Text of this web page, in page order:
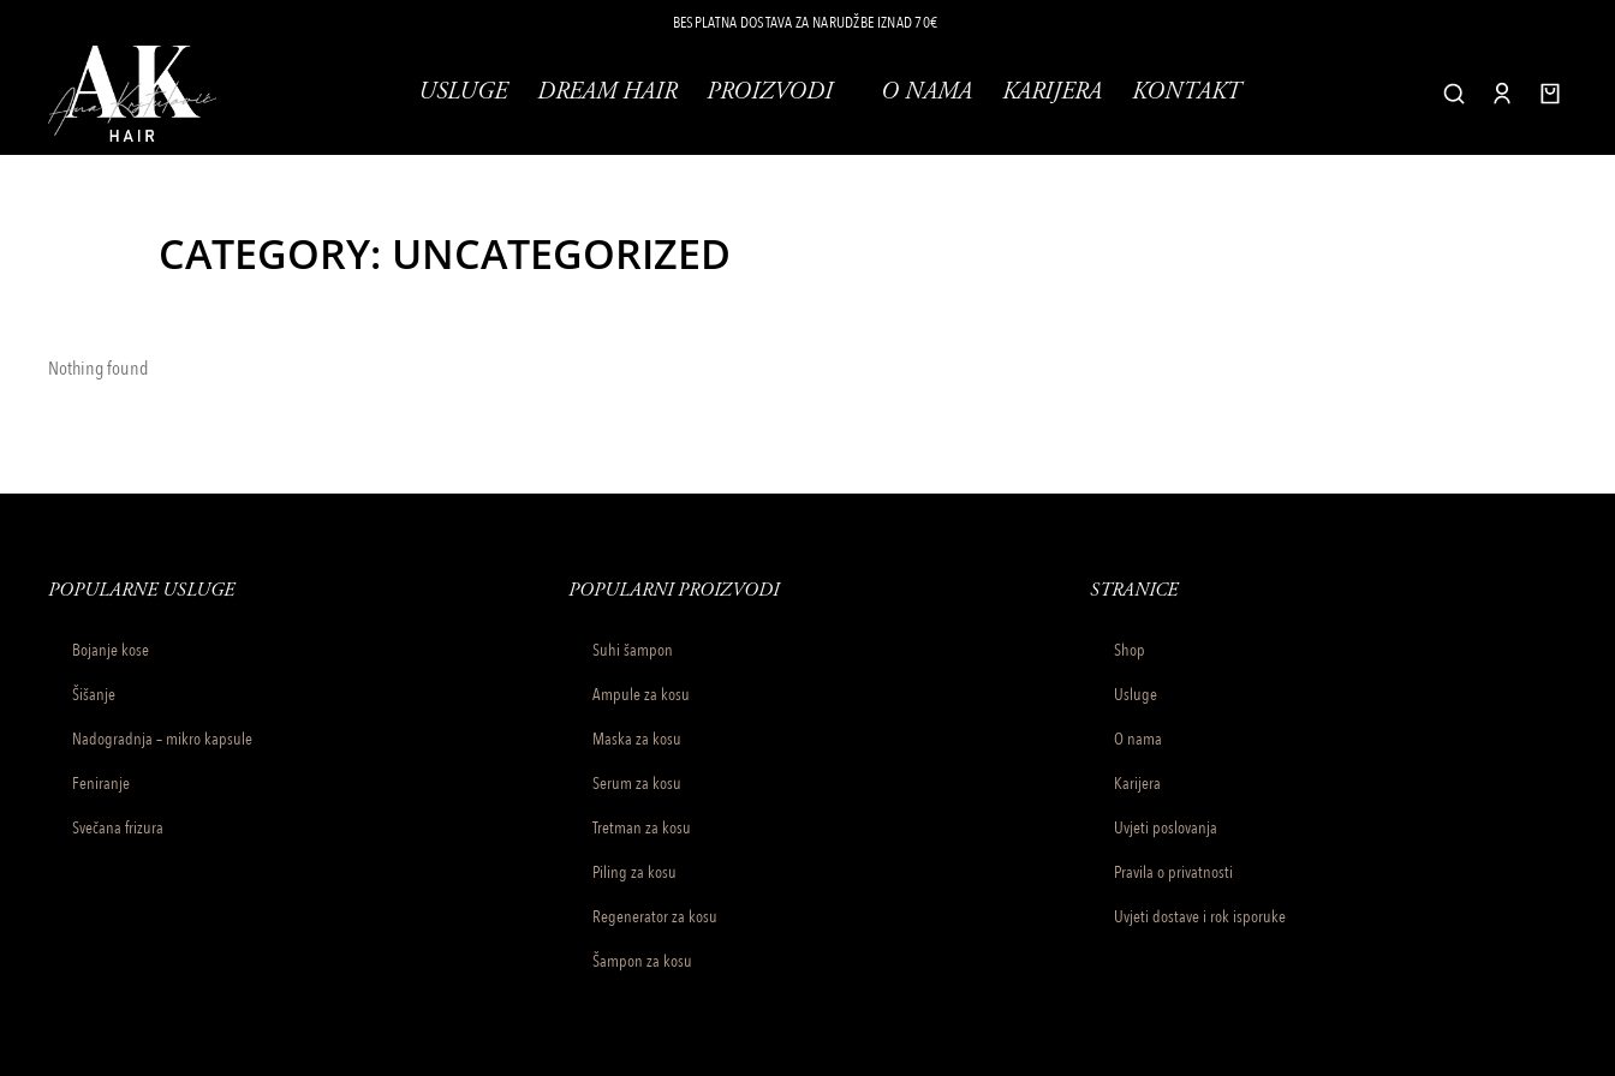
BESPLATNA DOSTAVA ZA NARUDŽBE IZNAD 70€
USLUGE DREAM HAIR PROIZVODI O NAMA KARIJERA KONTAKT
CATEGORY: UNCATEGORIZED
Nothing found
POPULARNE USLUGE
Bojanje kose
Šišanje
Nadogradnja – mikro kapsule
Feniranje
Svečana frizura
POPULARNI PROIZVODI
Suhi šampon
Ampule za kosu
Maska za kosu
Serum za kosu
Tretman za kosu
Piling za kosu
Regenerator za kosu
Šampon za kosu
STRANICE
Shop
Usluge
O nama
Karijera
Uvjeti poslovanja
Pravila o privatnosti
Uvjeti dostave i rok isporuke